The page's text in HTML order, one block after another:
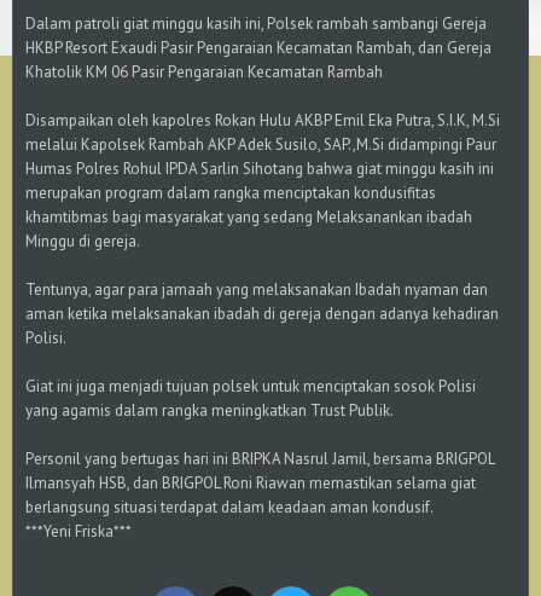
Dalam patroli giat minggu kasih ini, Polsek rambah sambangi Gereja
HKBP Resort Exaudi Pasir Pengaraian Kecamatan Rambah, dan Gereja
Khatolik KM 06 Pasir Pengaraian Kecamatan Rambah
Disampaikan oleh kapolres Rokan Hulu AKBP Emil Eka Putra, S.I.K, M.Si
melalui Kapolsek Rambah AKP Adek Susilo, SAP.,M.Si didampingi Paur
Humas Polres Rohul IPDA Sarlin Sihotang bahwa giat minggu kasih ini
merupakan program dalam rangka menciptakan kondusifitas
khamtibmas bagi masyarakat yang sedang Melaksanankan ibadah
Minggu di gereja.
Tentunya, agar para jamaah yang melaksanakan Ibadah nyaman dan
aman ketika melaksanakan ibadah di gereja dengan adanya kehadiran
Polisi.
Giat ini juga menjadi tujuan polsek untuk menciptakan sosok Polisi
yang agamis dalam rangka meningkatkan Trust Publik.
Personil yang bertugas hari ini BRIPKA Nasrul Jamil, bersama BRIGPOL
Ilmansyah HSB, dan BRIGPOL Roni Riawan memastikan selama giat
berlangsung situasi terdapat dalam keadaan aman kondusif.
***Yeni Friska***